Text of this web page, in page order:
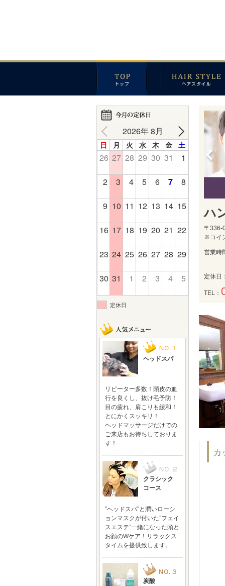
ハ
〒336-
※コイ
営業時
定休日
TEL：
2026年 8月
日 月 火 水 木 金 土
26 27 28 29 30 31 1
2 3 4 5 6 7 8
9 10 11 12 13 14 15
16 17 18 19 20 21 22
23 24 25 26 27 28 29
30 31 1 2 3 4 5
定休日
ヘッドスパ
リピーター多数！頭皮の血
行を良くし、抜け毛予防！
目の疲れ、肩こりも緩和！
とにかくスッキリ！
ヘッドマッサージだけでの
ご来店もお待ちしておりま
す！
クラシック
コース
”ヘッドスパ”と潤いローシ
ョンマスクが付いた”フェイ
スエステ”一緒になった頭と
お顔のWケア！リラックス
タイムを提供致します。
炭酸